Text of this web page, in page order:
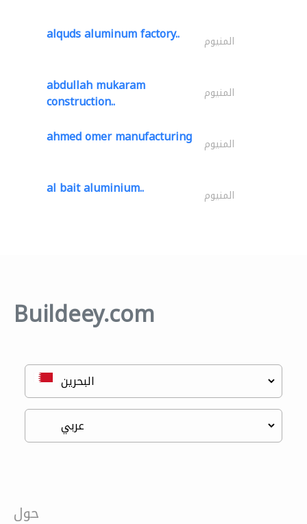
alquds aluminum factory.. المنيوم
abdullah mukaram
construction.. المنيوم
ahmed omer manufacturing المنيوم
al bait aluminium.. المنيوم
Buildeey.com
حول